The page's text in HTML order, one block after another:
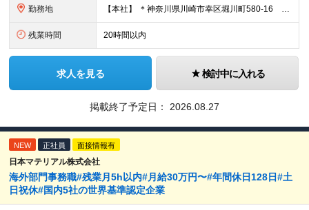
勤務地 【本社】 ＊神奈川県川崎市幸区堀川町580-16 川崎テックセンター9階 ※転勤はありません ※受動喫煙対策あり(オフィス内分煙)
残業時間 20時間以内
求人を見る 検討中に入れる
掲載終了予定日： 2026.08.27
NEW 正社員 面接情報有
日本マテリアル株式会社
海外部門事務職#残業月5h以内#月給30万円〜#年間休日128日#土
日祝休#国内5社の世界基準認定企業